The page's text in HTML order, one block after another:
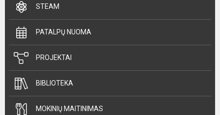
STEAM
PATALPŲ NUOMA
PROJEKTAI
BIBLIOTEKA
MOKINIŲ MAITINIMAS